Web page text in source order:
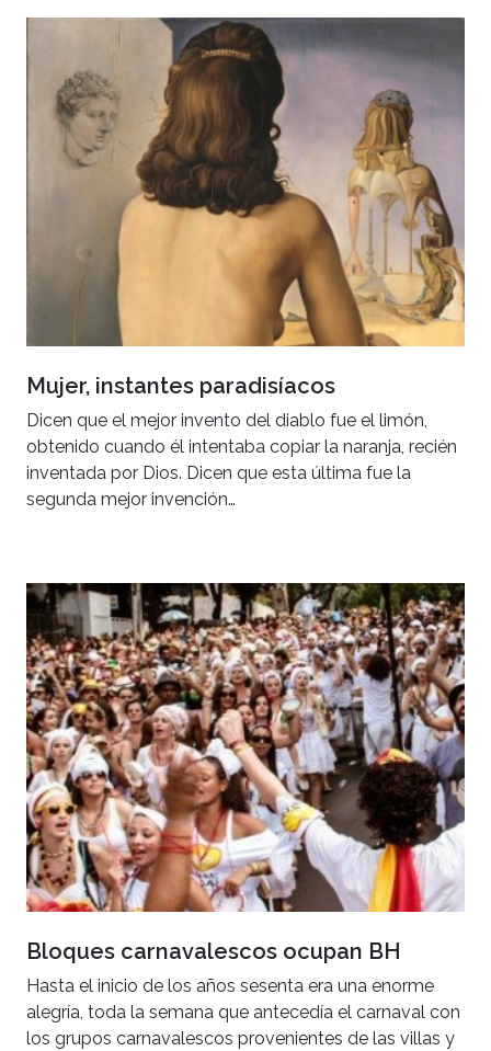
Mujer, instantes paradisíacos
Dicen que el mejor invento del diablo fue el limón,
obtenido cuando él intentaba copiar la naranja, recién
inventada por Dios. Dicen que esta última fue la
segunda mejor invención…
Bloques carnavalescos ocupan BH
Hasta el inicio de los años sesenta era una enorme
alegría, toda la semana que antecedía el carnaval con
los grupos carnavalescos provenientes de las villas y